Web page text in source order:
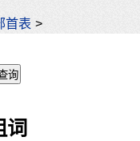
首表 >
词